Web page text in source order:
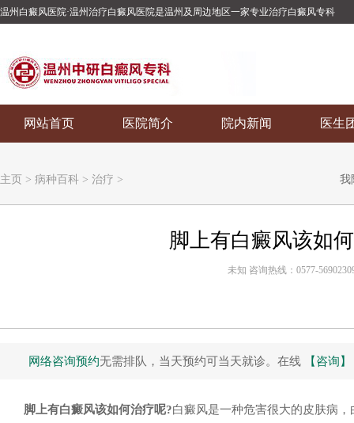
温州白癜风医院·温州治疗白癜风医院是温州及周边地区一家专业治疗白癜风专科
网站首页 医院简介 院内新闻 医生
主页 > 病种百科 > 治疗 > 我
脚上有白癜风该如
未知 咨询热线：0577-
网络咨询预约无需排队，当天预约可当天就诊。在线 【咨询】
脚上有白癜风该如何治疗呢?白癜风是一种危害很大的皮肤病